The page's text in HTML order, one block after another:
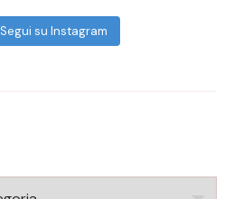
Segui su Instagram